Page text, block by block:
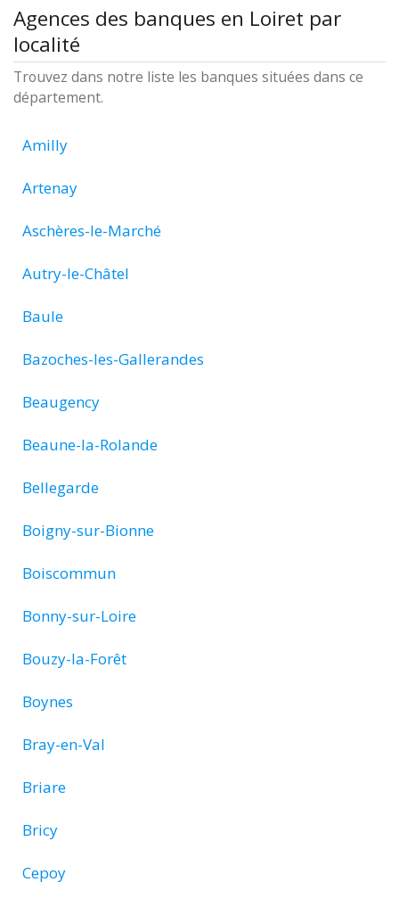
Agences des banques en Loiret par
localité
Trouvez dans notre liste les banques situées dans ce
département.
Amilly
Artenay
Aschères-le-Marché
Autry-le-Châtel
Baule
Bazoches-les-Gallerandes
Beaugency
Beaune-la-Rolande
Bellegarde
Boigny-sur-Bionne
Boiscommun
Bonny-sur-Loire
Bouzy-la-Forêt
Boynes
Bray-en-Val
Briare
Bricy
Cepoy